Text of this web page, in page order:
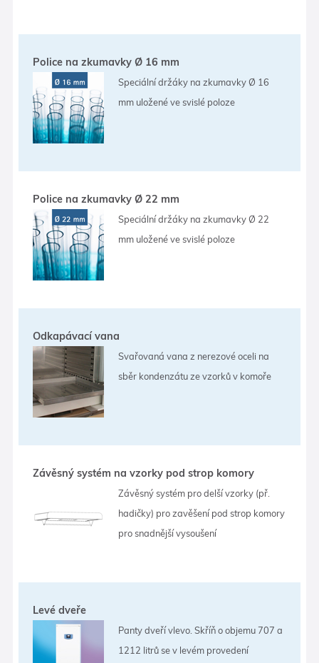
Police na zkumavky Ø 16 mm
Speciální držáky na zkumavky Ø 16
mm uložené ve svislé poloze
Police na zkumavky Ø 22 mm
Speciální držáky na zkumavky Ø 22
mm uložené ve svislé poloze
Odkapávací vana
Svařovaná vana z nerezové oceli na
sběr kondenzátu ze vzorků v komoře
Závěsný systém na vzorky pod strop komory
Závěsný systém pro delší vzorky (př.
hadičky) pro zavěšení pod strop komory
pro snadnější vysoušení
Levé dveře
Panty dveří vlevo. Skříň o objemu 707 a
1212 litrů se v levém provedení